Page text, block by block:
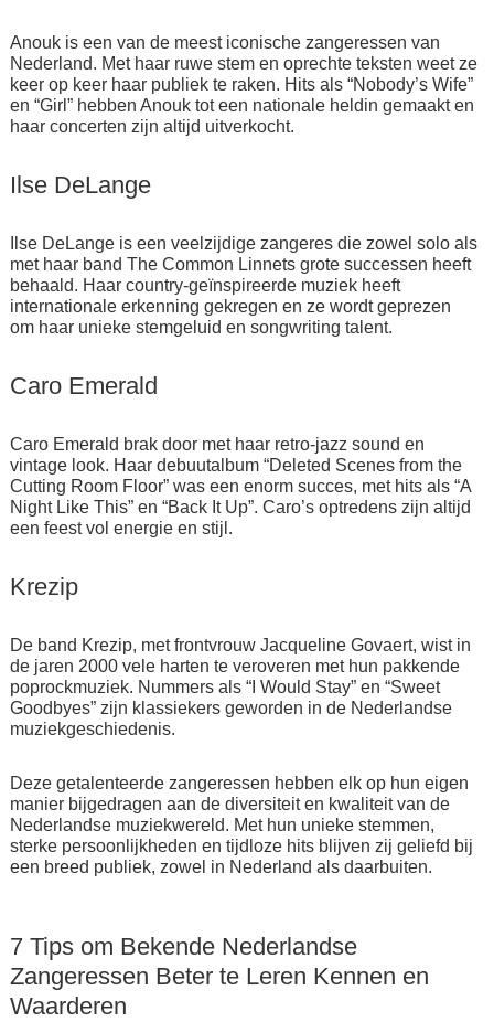
Anouk is een van de meest iconische zangeressen van
Nederland. Met haar ruwe stem en oprechte teksten weet ze
keer op keer haar publiek te raken. Hits als “Nobody’s Wife”
en “Girl” hebben Anouk tot een nationale heldin gemaakt en
haar concerten zijn altijd uitverkocht.
Ilse DeLange
Ilse DeLange is een veelzijdige zangeres die zowel solo als
met haar band The Common Linnets grote successen heeft
behaald. Haar country-geïnspireerde muziek heeft
internationale erkenning gekregen en ze wordt geprezen
om haar unieke stemgeluid en songwriting talent.
Caro Emerald
Caro Emerald brak door met haar retro-jazz sound en
vintage look. Haar debuutalbum “Deleted Scenes from the
Cutting Room Floor” was een enorm succes, met hits als “A
Night Like This” en “Back It Up”. Caro’s optredens zijn altijd
een feest vol energie en stijl.
Krezip
De band Krezip, met frontvrouw Jacqueline Govaert, wist in
de jaren 2000 vele harten te veroveren met hun pakkende
poprockmuziek. Nummers als “I Would Stay” en “Sweet
Goodbyes” zijn klassiekers geworden in de Nederlandse
muziekgeschiedenis.
Deze getalenteerde zangeressen hebben elk op hun eigen
manier bijgedragen aan de diversiteit en kwaliteit van de
Nederlandse muziekwereld. Met hun unieke stemmen,
sterke persoonlijkheden en tijdloze hits blijven zij geliefd bij
een breed publiek, zowel in Nederland als daarbuiten.
7 Tips om Bekende Nederlandse
Zangeressen Beter te Leren Kennen en
Waarderen